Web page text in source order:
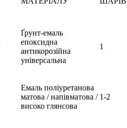
Ґрунт-емаль
епоксидна
антикорозійна
універсальна
1
Емаль поліуретанова
матова / напівматова /
високо глянсова
1-2